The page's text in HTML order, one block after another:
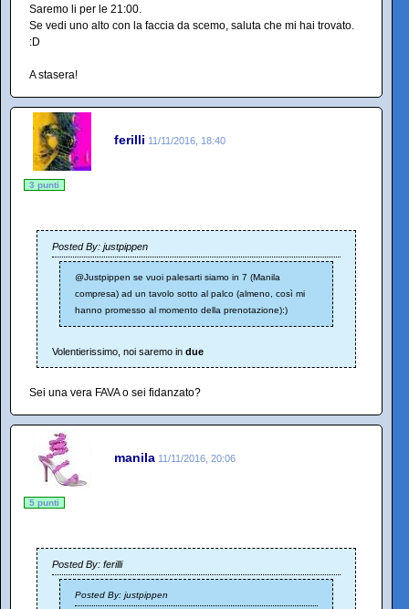
Saremo li per le 21:00.
Se vedi uno alto con la faccia da scemo, saluta che mi hai trovato.
:D
A stasera!
ferilli 11/11/2016, 18:40
3 punti
Posted By: justpippen
@Justpippen se vuoi palesarti siamo in 7 (Manila
compresa) ad un tavolo sotto al palco (almeno, così mi
hanno promesso al momento della prenotazione):)
Volentierissimo, noi saremo in due
Sei una vera FAVA o sei fidanzato?
manila 11/11/2016, 20:06
5 punti
Posted By: ferilli
Posted By: justpippen